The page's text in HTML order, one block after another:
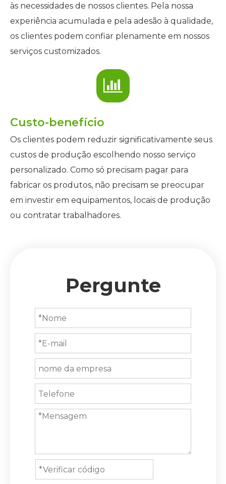
às necessidades de nossos clientes. Pela nossa
experiência acumulada e pela adesão à qualidade,
os clientes podem confiar plenamente em nossos
serviços customizados.
Custo-benefício
Os clientes podem reduzir significativamente seus
custos de produção escolhendo nosso serviço
personalizado. Como só precisam pagar para
fabricar os produtos, não precisam se preocupar
em investir em equipamentos, locais de produção
ou contratar trabalhadores.
Pergunte